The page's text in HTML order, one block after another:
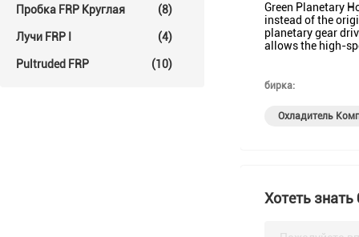
Пробка FRP Круглая (8)
Лучи FRP I (4)
Pultruded FRP (10)
Green Planetary
instead of the
planetary gear
allows the high-
бирка:
Охладитель
Хотеть